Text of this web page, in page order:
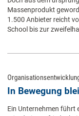
Massenprodukt
1.500 Anbieter reicht
School bis zur
In Bewegung
Ein Unternehmen führt